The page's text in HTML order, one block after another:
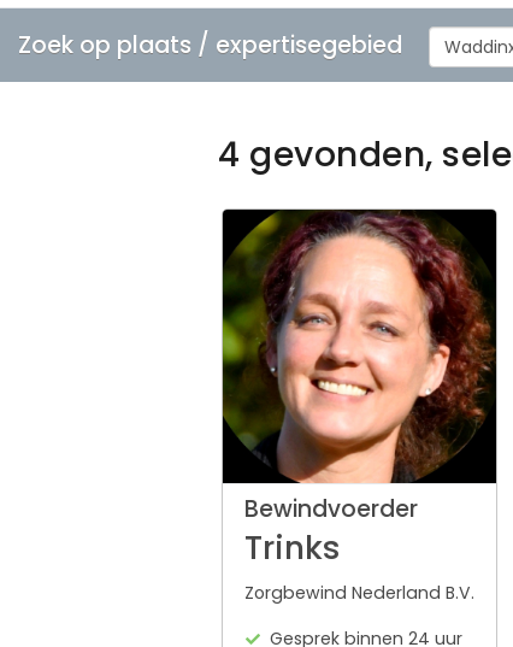
Zoek op plaats / expertisegebied
4 gevonden,
Bewindvoerder
Trinks
Zorgbewind Nederland B.V.
Gesprek binnen 24 uur